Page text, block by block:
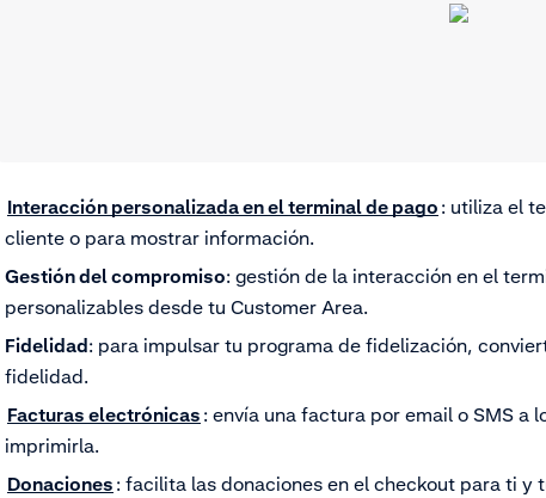
Interacción personalizada en el terminal de pago : utiliza el
cliente o para mostrar información.
Gestión del compromiso: gestión de la interacción en el
personalizables desde tu Customer Area.
Fidelidad: para impulsar tu programa de fidelización,
fidelidad.
Facturas electrónicas : envía una factura por email o SMS a
imprimirla.
Donaciones : facilita las donaciones en el checkout para ti y